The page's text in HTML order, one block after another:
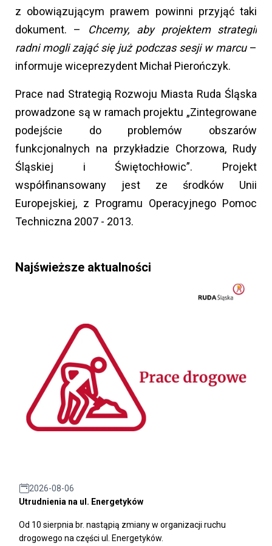
z obowiązującym prawem powinni przyjąć taki
dokument. –
Chcemy, aby projektem strategii
radni mogli zająć się już podczas sesji w marcu–
informuje wiceprezydent Michał Pierończyk.
Prace nad Strategią Rozwoju Miasta Ruda Śląska
prowadzone są w ramach projektu „Zintegrowane
podejście do problemów obszarów
funkcjonalnych na przykładzie Chorzowa, Rudy
Śląskiej i Świętochłowic”. Projekt
współfinansowany jest ze środków Unii
Europejskiej, z Programu Operacyjnego Pomoc
Techniczna 2007 - 2013.
Najświeższe aktualności
2026-08-06
Utrudnienia na ul. Energetyków
Od 10 sierpnia br. nastąpią zmiany w organizacji ruchu
drogowego na części ul. Energetyków.